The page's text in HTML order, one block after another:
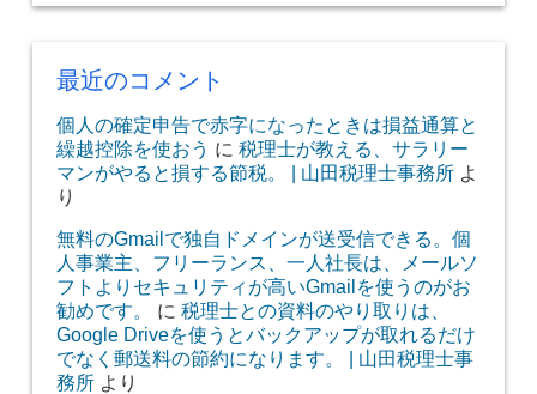
最近のコメント
個人の確定申告で赤字になったときは損益通算と
繰越控除を使おう に 税理士が教える、サラリー
マンがやると損する節税。 | 山田税理士事務所よ
り
無料のGmailで独自ドメインが送受信できる。個
人事業主、フリーランス、一人社長は、メールソ
フトよりセキュリティが高いGmailを使うのがお
勧めです。
に 税理士との資料のやり取りは、
Google Driveを使うとバックアップが取れるだけ
でなく郵送料の節約になります。 | 山田税理士事
務所より